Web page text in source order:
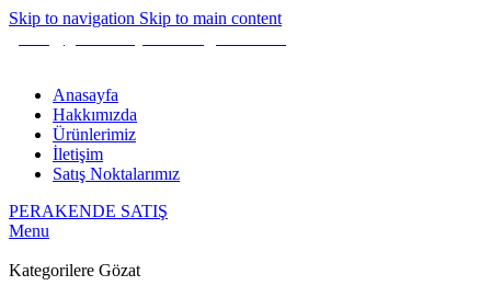
Skip to navigation Skip to main content
Anasayfa
Hakkımızda
Ürünlerimiz
İletişim
Satış Noktalarımız
PERAKENDE SATIŞ
Menu
Kategorilere Gözat